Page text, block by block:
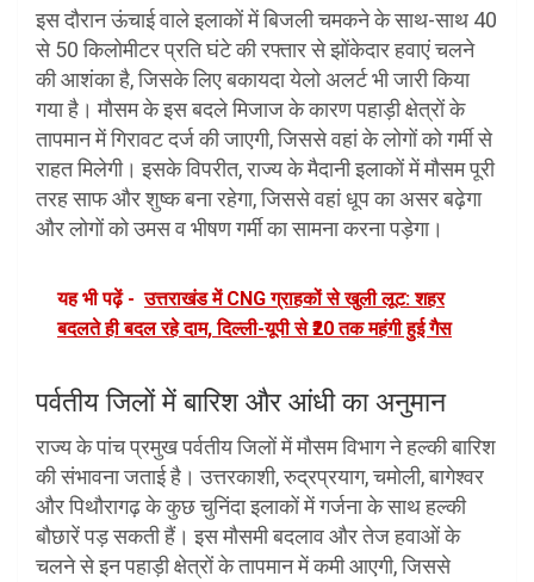
इस दौरान ऊंचाई वाले इलाकों में बिजली चमकने के साथ-साथ 40
से 50 किलोमीटर प्रति घंटे की रफ्तार से झोंकेदार हवाएं चलने
की आशंका है, जिसके लिए बकायदा येलो अलर्ट भी जारी किया
गया है। मौसम के इस बदले मिजाज के कारण पहाड़ी क्षेत्रों के
तापमान में गिरावट दर्ज की जाएगी, जिससे वहां के लोगों को गर्मी से
राहत मिलेगी। इसके विपरीत, राज्य के मैदानी इलाकों में मौसम पूरी
तरह साफ और शुष्क बना रहेगा, जिससे वहां धूप का असर बढ़ेगा
और लोगों को उमस व भीषण गर्मी का सामना करना पड़ेगा।
यह भी पढ़ें - उत्तराखंड में CNG ग्राहकों से खुली लूट: शहर
बदलते ही बदल रहे दाम, दिल्ली-यूपी से ₹20 तक महंगी हुई गैस
पर्वतीय जिलों में बारिश और आंधी का अनुमान
राज्य के पांच प्रमुख पर्वतीय जिलों में मौसम विभाग ने हल्की बारिश
की संभावना जताई है। उत्तरकाशी, रुद्रप्रयाग, चमोली, बागेश्वर
और पिथौरागढ़ के कुछ चुनिंदा इलाकों में गर्जना के साथ हल्की
बौछारें पड़ सकती हैं। इस मौसमी बदलाव और तेज हवाओं के
चलने से इन पहाड़ी क्षेत्रों के तापमान में कमी आएगी, जिससे